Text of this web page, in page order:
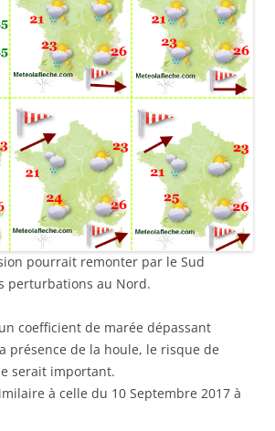
pourrait remonter par le Sud
perturbations au Nord.
coefficient de marée dépassant
présence de la houle, le risque de
serait important.
à celle du 10 Septembre 2017 à